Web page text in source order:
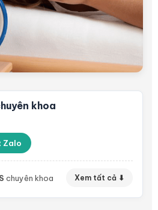
khoa
Zalo
chuyên khoa Xem tất cả ⬇